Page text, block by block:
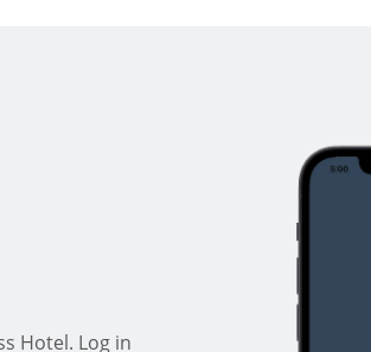
Hotel. Log in